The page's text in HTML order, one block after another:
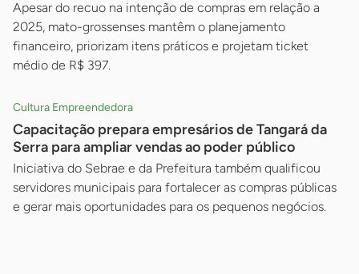
Apesar do recuo na intenção de compras em relação a
2025, mato-grossenses mantêm o planejamento
financeiro, priorizam itens práticos e projetam ticket
médio de R$ 397.
Cultura Empreendedora
Capacitação prepara empresários de Tangará da
Serra para ampliar vendas ao poder público
Iniciativa do Sebrae e da Prefeitura também qualificou
servidores municipais para fortalecer as compras públicas
e gerar mais oportunidades para os pequenos negócios.